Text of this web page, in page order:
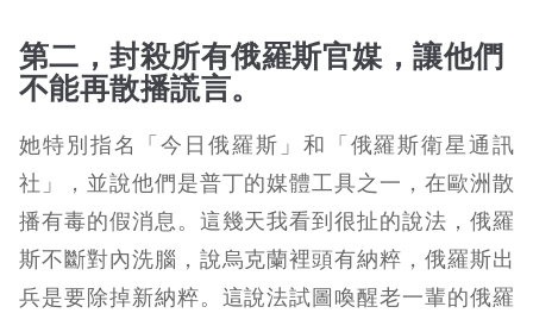
第二，封殺所有俄羅斯官媒，讓他們
不能再散播謊言。
她特別指名「今日俄羅斯」和「俄羅斯衛星通訊
社」，並說他們是普丁的媒體工具之一，在歐洲散
播有毒的假消息。這幾天我看到很扯的說法，俄羅
斯不斷對內洗腦，說烏克蘭裡頭有納粹，俄羅斯出
兵是要除掉新納粹。這說法試圖喚醒老一輩的俄羅